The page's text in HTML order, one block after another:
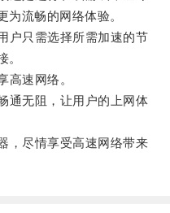
为流畅的网络体验。
只需选择所需加速的节
。
速网络。
无阻，让用户的上网体
尽情享受高速网络带来